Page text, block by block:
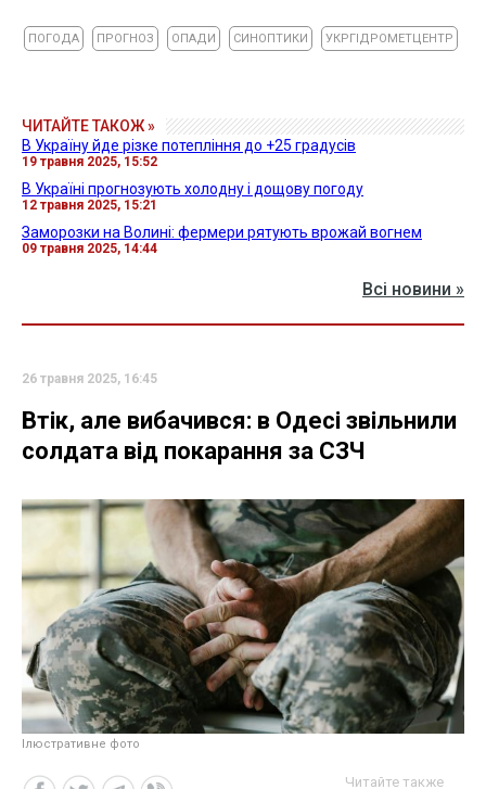
ПОГОДА ПРОГНОЗ ОПАДИ СИНОПТИКИ УКРГІДРОМЕТЦЕНТР
ЧИТАЙТЕ ТАКОЖ »
В Україну йде різке потепління до +25 градусів
19 травня 2025, 15:52
В Україні прогнозують холодну і дощову погоду
12 травня 2025, 15:21
Заморозки на Волині: фермери рятують врожай вогнем
09 травня 2025, 14:44
Всі новини »
26 травня 2025, 16:45
Втік, але вибачився: в Одесі звільнили
солдата від покарання за СЗЧ
Ілюстративне фото
Читайте также